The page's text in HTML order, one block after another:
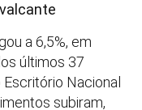
a 6,5%, em
últimos 37
Nacional
subiram,